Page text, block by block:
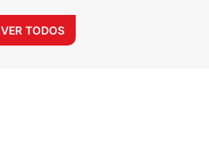
VER TODOS